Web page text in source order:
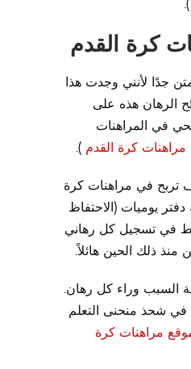
كرة القدم
جدًا لأنني وجدت هذا
الرهان هذه على
في المراهنات
كرة القدم ).
تربح في مراهنات كرة
يوميات (الاحتفاظ
في تسجيل كل رهاني
ذلك الحين هائلاً.
السبب وراء كل رهان.
في شحذ منحنى التعلم
مراهنات كرة